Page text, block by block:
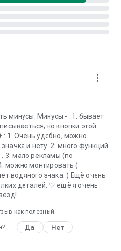
screen recorder are totally
more powerful video editing
connected with us:
affiliated with any social media
are offered for non-commercial
for any intellectual
from the recording.
collect personal data from
the recorded files are saved
be accessed by us or by
more_vert
минусы. Минусы - : 1: бывает
но кнопки этой
: 1: Очень удобно, можно
и нету. 2: много функций
. 3: мало рекламы (по
можно монтировать (
водяного знака. ) Ещё очень
деталей. ♡ ещё я очень
как полезный.
Да Нет